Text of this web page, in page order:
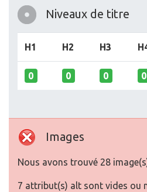
Niveaux de titre
H1 H2 H3
0 0 0 0
Images
Nous avons trouvé 28
7 attribut(s) alt sont vides ou